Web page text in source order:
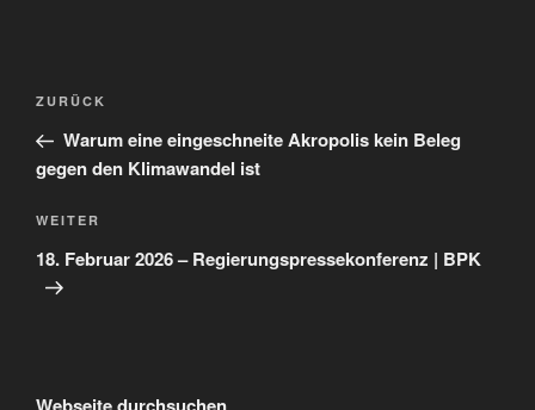
Beitragsnavigation
Vorheriger
Beitrag
ZURÜCK
Warum eine eingeschneite Akropolis kein Beleg
gegen den Klimawandel ist
Nächster
Beitrag
WEITER
18. Februar 2026 – Regierungspressekonferenz | BPK